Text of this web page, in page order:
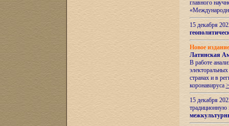
главного
15 декабря
Новое
Латинская
В работе
странах и в
коронавируса
15 декабря